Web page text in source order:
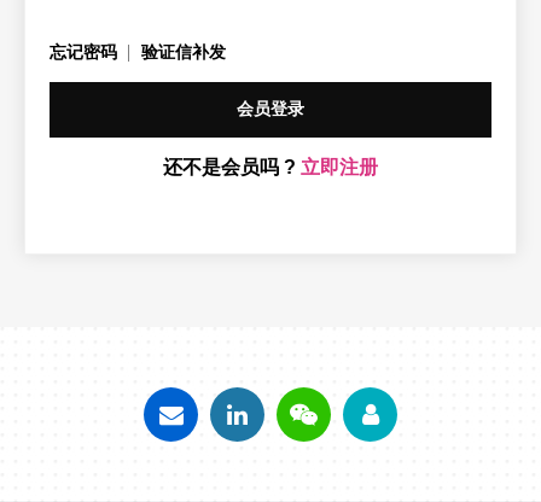
忘记密码 验证信补发
会员登录
还不是会员吗 ? 立即注册